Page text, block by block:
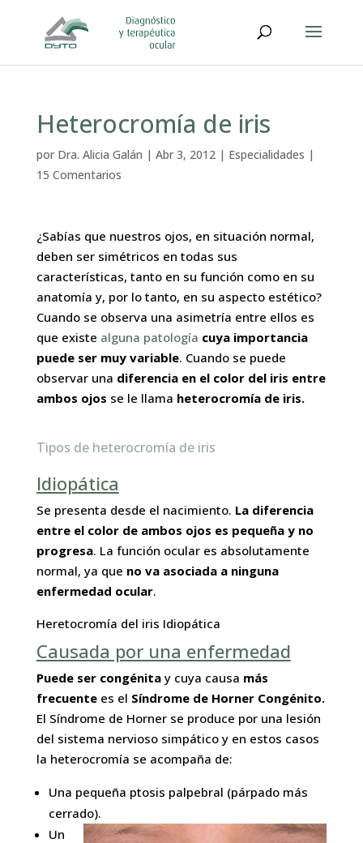
Heterocromía de iris
por Dra. Alicia Galán | Abr 3, 2012| Especialidades |
15 Comentarios
¿Sabías que nuestros ojos, en situación normal,
deben ser simétricos en todas sus
características, tanto en su función como en su
anatomía y, por lo tanto, en su aspecto estético?
Cuando se observa una asimetría entre ellos es
que existe alguna patología cuya importancia
puede ser muy variable. Cuando se puede
observar una diferencia en el color del iris entre
ambos ojos se le llama heterocromía de iris.
Tipos de heterocromía de iris
Idiopática
Se presenta desde el nacimiento. La diferencia
entre el color de ambos ojos es pequeña y no
progresa. La función ocular es absolutamente
normal, ya que no va asociada a ninguna
enfermedad ocular.
Heretocromía del iris Idiopática
Causada por una enfermedad
Puede ser congénitay cuya causa más
frecuentees el Síndrome de Horner Congénito.
El Síndrome de Horner se produce por una lesión
del sistema nervioso simpático y en estos casos
la heterocromía se acompaña de:
Una pequeña ptosis palpebral (párpado más
cerrado).
Un